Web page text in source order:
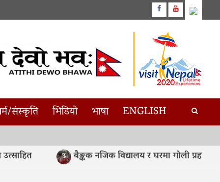
Facebook
Youtube
संस्कृति भिडियो भाषा ENGLISH
बैङ्कक नजिक विद्यालय र घरमा गोली प्रहार,